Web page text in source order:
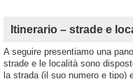
Itinerario – strade e
A seguire presentiamo una
strade e le località sono
la strada (il suo numero e tipo)